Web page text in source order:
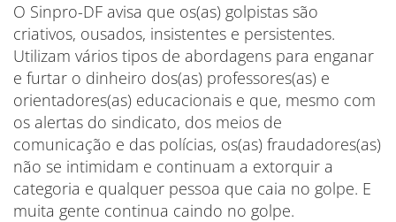
O Sinpro-DF avisa que os(as) golpistas são
criativos, ousados, insistentes e persistentes.
Utilizam vários tipos de abordagens para enganar
e furtar o dinheiro dos(as) professores(as) e
orientadores(as) educacionais e que, mesmo com
os alertas do sindicato, dos meios de
comunicação e das polícias, os(as) fraudadores(as)
não se intimidam e continuam a extorquir a
categoria e qualquer pessoa que caia no golpe. E
muita gente continua caindo no golpe.